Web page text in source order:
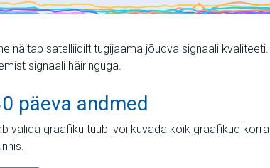
näitab satelliidilt tugijaama jõudva signaali
signaali häiringuga.
päeva andmed
valida graafiku tüübi või kuvada kõik graafikud